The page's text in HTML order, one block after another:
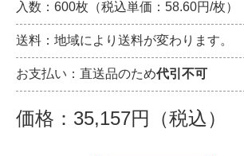
入数：600枚（税込単価：58.60円/枚）
送料：地域により送料が変わります。
お支払い：直送品のため代引不可
価格：35,157円（税込）